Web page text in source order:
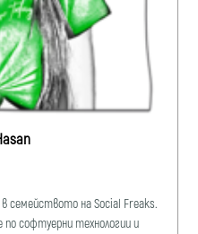
в семейството на Social Freaks.
софтуерни технологии и